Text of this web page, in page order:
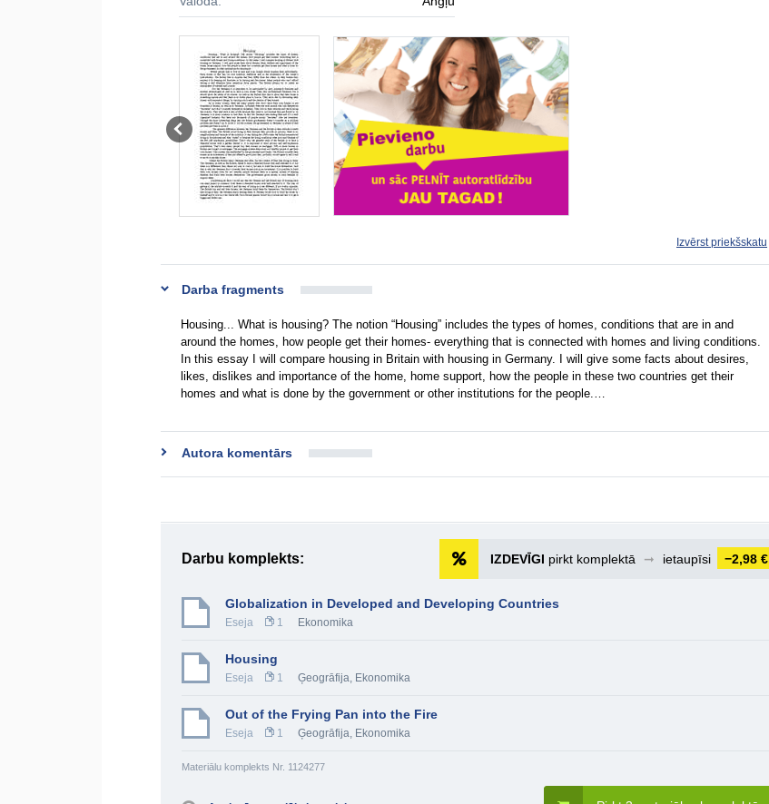
Izvērst priekšskatu
Darba fragments
Housing... What is housing? The notion “Housing” includes the types of homes, conditions that are in and
around the homes, how people get their homes- everything that is connected with homes and living conditions.
In this essay I will compare housing in Britain with housing in Germany. I will give some facts about desires,
likes, dislikes and importance of the home, home support, how the people in these two countries get their
homes and what is done by the government or other institutions for the people.…
Autora komentārs
Darbu komplekts: IZDEVĪGI pirkt komplektā ➞ ietaupīsi −2,98 €
Globalization in Developed and Developing Countries
Eseja 1 Ekonomika
Housing
Eseja 1 Ģeogrāfija, Ekonomika
Out of the Frying Pan into the Fire
Eseja 1 Ģeogrāfija, Ekonomika
Materiālu komplekts Nr. 1124277